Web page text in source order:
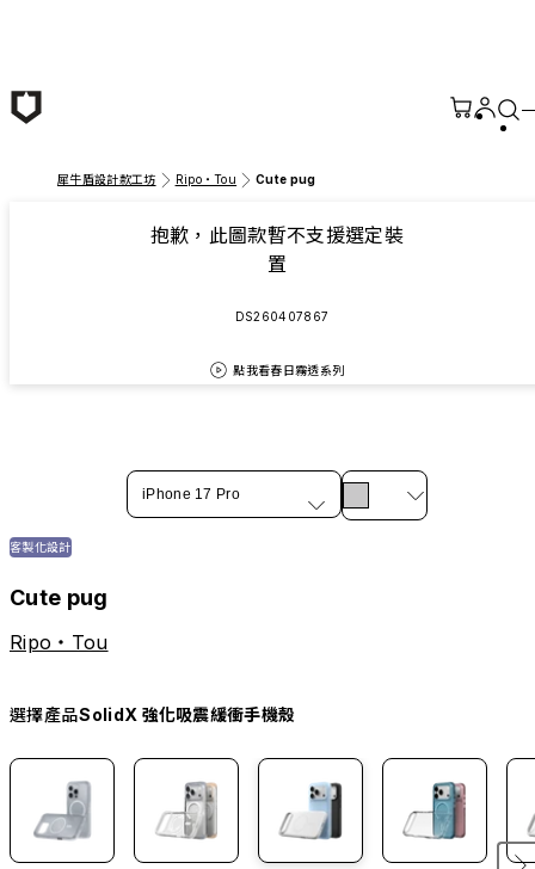
犀牛盾設計款工坊 Ripo・Tou Cute pug
抱歉，此圖款暫不支援選定裝
置
DS260407867
點我看春日霧透系列
iPhone 17 Pro
客製化設計
Cute pug
Ripo・Tou
選擇產品SolidX 強化吸震緩衝手機殼